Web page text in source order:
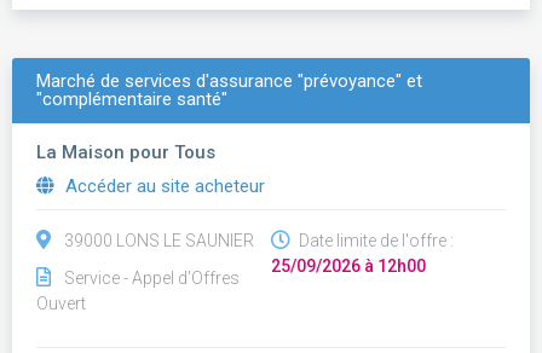
Marché de services d'assurance "prévoyance" et
"complémentaire santé"
La Maison pour Tous
Accéder au site acheteur
39000 LONS LE SAUNIER
Service - Appel d'Offres
Ouvert
Date limite de l'offre :
25/09/2026 à 12h00